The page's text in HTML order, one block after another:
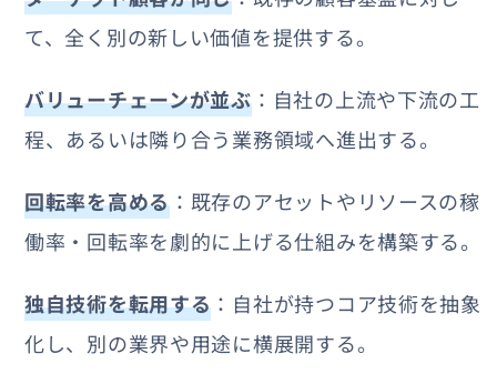
て、全く別の新しい価値を提供する。
バリューチェーンが並ぶ：自社の上流や下流の工
程、あるいは隣り合う業務領域へ進出する。
回転率を高める ：既存のアセットやリソースの稼
働率・回転率を劇的に上げる仕組みを構築する。
独自技術を転用する ：自社が持つコア技術を抽象
化し、別の業界や用途に横展開する。